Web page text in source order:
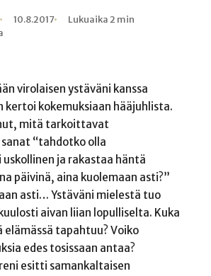
10.8.2017
Lukuaika 2 min
virolaisen ystäväni kanssa
kertoi kokemuksiaan hääjuhlista.
mitä tarkoittavat
“tahdotko olla
uskollinen ja rakastaa häntä
päivinä, aina kuolemaan asti?”
asti… Ystäväni mielestä tuo
aivan liian lopulliselta. Kuka
tapahtuu? Voiko
edes tosissaan antaa?
esitti samankaltaisen